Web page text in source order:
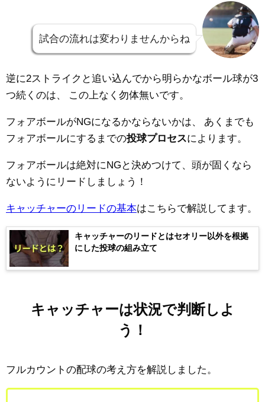
試合の流れは変わりませんからね
逆に2ストライクと追い込んでから明らかなボール球が3
つ続くのは、
この上なく勿体無いです。
フォアボールがNGになるかならないかは、
あくまでも
フォアボールにするまでの投球プロセスによります。
フォアボールは絶対にNGと決めつけて、頭が固くなら
ないようにリードしましょう！
キャッチャーのリードの基本はこちらで解説してます。
キャッチャーのリードとはセオリー以外を根拠
にした投球の組み立て
キャッチャーは状況で判断しよ
う！
フルカウントの配球の考え方を解説しました。